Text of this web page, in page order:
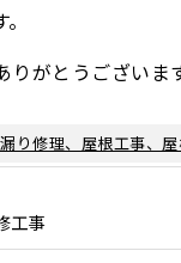
りがとうございま
り修理、屋根工事、
工事